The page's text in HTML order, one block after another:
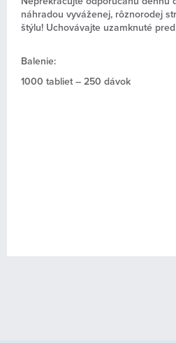
náhradou vyváženej, rôznorodej
štýlu! Uchovávajte uzamknuté
Balenie:
1000 tabliet – 250 dávok